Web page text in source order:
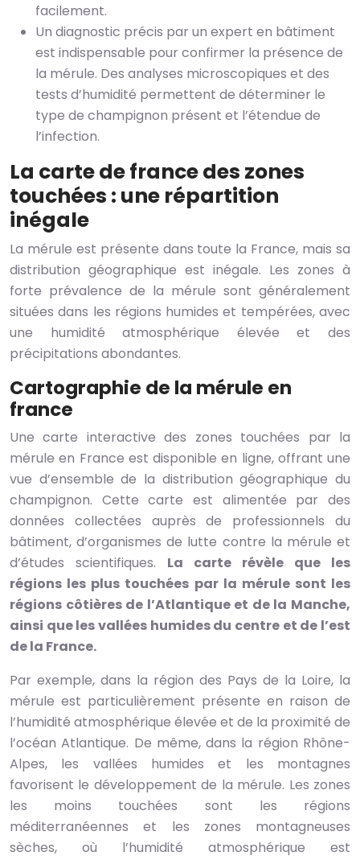
facilement.
Un diagnostic précis par un expert en bâtiment
est indispensable pour confirmer la présence de
la mérule. Des analyses microscopiques et des
tests d’humidité permettent de déterminer le
type de champignon présent et l’étendue de
l’infection.
La carte de france des zones
touchées : une répartition
inégale
La mérule est présente dans toute la France, mais sa
distribution géographique est inégale. Les zones à
forte prévalence de la mérule sont généralement
situées dans les régions humides et tempérées, avec
une humidité atmosphérique élevée et des
précipitations abondantes.
Cartographie de la mérule en
france
Une carte interactive des zones touchées par la
mérule en France est disponible en ligne, offrant une
vue d’ensemble de la distribution géographique du
champignon. Cette carte est alimentée par des
données collectées auprès de professionnels du
bâtiment, d’organismes de lutte contre la mérule et
d’études scientifiques. La carte révèle que les
régions les plus touchées par la mérule sont les
régions côtières de l’Atlantique et de la Manche,
ainsi que les vallées humides du centre et de l’est
de la France.
Par exemple, dans la région des Pays de la Loire, la
mérule est particulièrement présente en raison de
l’humidité atmosphérique élevée et de la proximité de
l’océan Atlantique. De même, dans la région Rhône-
Alpes, les vallées humides et les montagnes
favorisent le développement de la mérule. Les zones
les moins touchées sont les régions
méditerranéennes et les zones montagneuses
sèches, où l’humidité atmosphérique est